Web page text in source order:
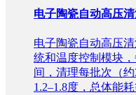
电子陶瓷自动高压
电子陶瓷自动高压
统和温度控制模块
间，清理每批次（
1.2–1.8度，总体能